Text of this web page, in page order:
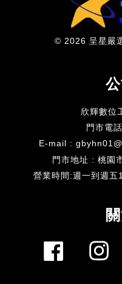
© 2026 呈星嚴
欣輝數位
門市電
E-mail :
門市地址 : 桃園
營業時間:週一到週
Facebook